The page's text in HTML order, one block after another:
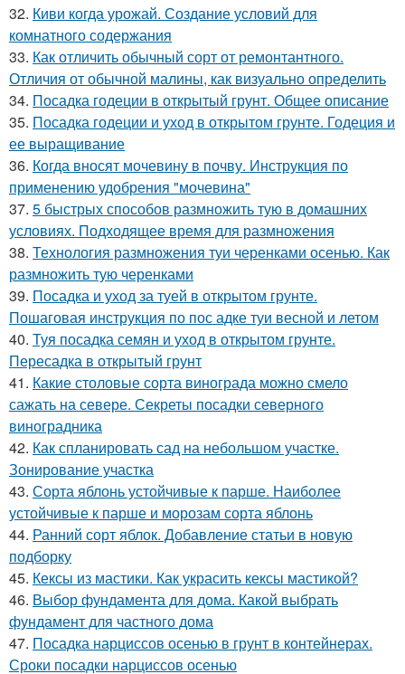
32. Киви когда урожай. Создание условий для
комнатного содержания
33. Как отличить обычный сорт от ремонтантного.
Отличия от обычной малины, как визуально определить
34. Посадка годеции в открытый грунт. Общее описание
35. Посадка годеции и уход в открытом грунте. Годеция и
ее выращивание
36. Когда вносят мочевину в почву. Инструкция по
применению удобрения "мочевина"
37. 5 быстрых способов размножить тую в домашних
условиях. Подходящее время для размножения
38. Технология размножения туи черенками осенью. Как
размножить тую черенками
39. Посадка и уход за туей в открытом грунте.
Пошаговая инструкция по пос адке туи весной и летом
40. Туя посадка семян и уход в открытом грунте.
Пересадка в открытый грунт
41. Какие столовые сорта винограда можно смело
сажать на севере. Секреты посадки северного
виноградника
42. Как спланировать сад на небольшом участке.
Зонирование участка
43. Сорта яблонь устойчивые к парше. Наиболее
устойчивые к парше и морозам сорта яблонь
44. Ранний сорт яблок. Добавление статьи в новую
подборку
45. Кексы из мастики. Как украсить кексы мастикой?
46. Выбор фундамента для дома. Какой выбрать
фундамент для частного дома
47. Посадка нарциссов осенью в грунт в контейнерах.
Сроки посадки нарциссов осенью